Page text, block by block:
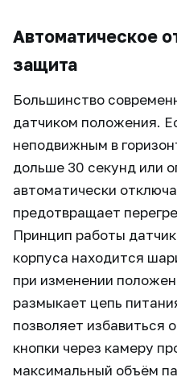
Автоматическое
защита
Большинство
датчиком положения.
неподвижным в
дольше 30 секунд или
автоматически
предотвращает
Принцип работы
корпуса находится
при изменении
размыкает цепь
позволяет избавиться
кнопки через камеру
максимальный объём